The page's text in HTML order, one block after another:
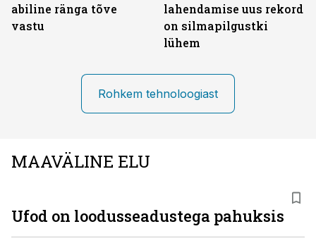
abiline ränga tõve
vastu
lahendamise uus rekord
on silmapilgustki
lühem
Rohkem tehnoloogiast
MAAVÄLINE ELU
Ufod on loodusseadustega pahuksis